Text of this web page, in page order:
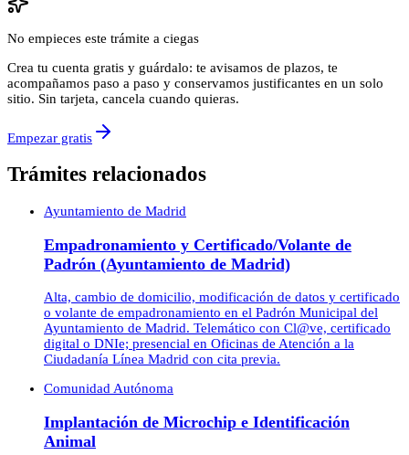
No empieces este trámite a ciegas
Crea tu cuenta gratis y guárdalo: te avisamos de plazos, te
acompañamos paso a paso y conservamos justificantes en un solo
sitio. Sin tarjeta, cancela cuando quieras.
Empezar gratis
Trámites relacionados
Ayuntamiento de Madrid
Empadronamiento y Certificado/Volante de
Padrón (Ayuntamiento de Madrid)
Alta, cambio de domicilio, modificación de datos y certificado
o volante de empadronamiento en el Padrón Municipal del
Ayuntamiento de Madrid. Telemático con Cl@ve, certificado
digital o DNIe; presencial en Oficinas de Atención a la
Ciudadanía Línea Madrid con cita previa.
Comunidad Autónoma
Implantación de Microchip e Identificación
Animal